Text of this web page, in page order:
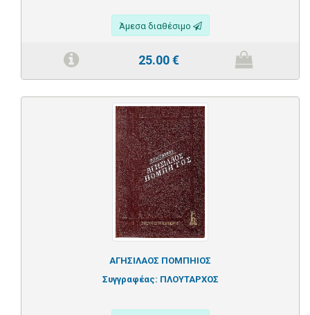
Άμεσα διαθέσιμο
25.00€
ΑΓΗΣΙΛΑΟΣ ΠΟΜΠΗΙΟΣ
Συγγραφέας: ΠΛΟΥΤΑΡΧΟΣ